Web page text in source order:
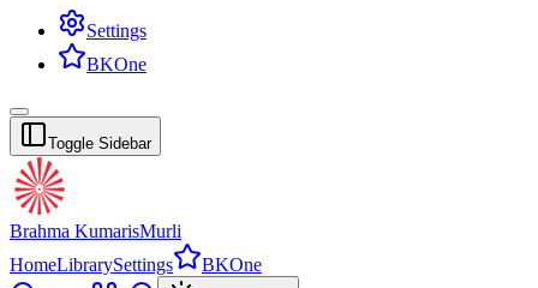
Settings
BKOne
Toggle Sidebar
Brahma KumarisMurli
HomeLibrarySettings
BKOne